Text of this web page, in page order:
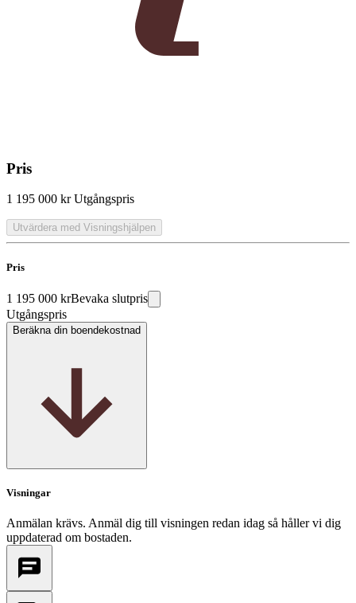
Pris
1 195 000 kr Utgångspris
Utvärdera med Visningshjälpen
Pris
1 195 000 krBevaka slutpris
Utgångspris
Beräkna din boendekostnad
Visningar
Anmälan krävs. Anmäl dig till visningen redan idag så håller vi dig
uppdaterad om bostaden.